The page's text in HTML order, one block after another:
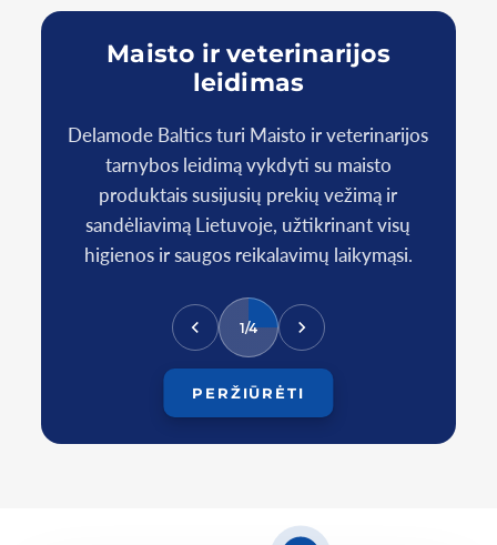
Maisto ir veterinarijos
leidimas
Delamode Baltics turi Maisto ir veterinarijos
tarnybos leidimą vykdyti su maisto
produktais susijusių prekių vežimą ir
sandėliavimą Lietuvoje, užtikrinant visų
higienos ir saugos reikalavimų laikymąsi.
1/4
PERŽIŪRĖTI